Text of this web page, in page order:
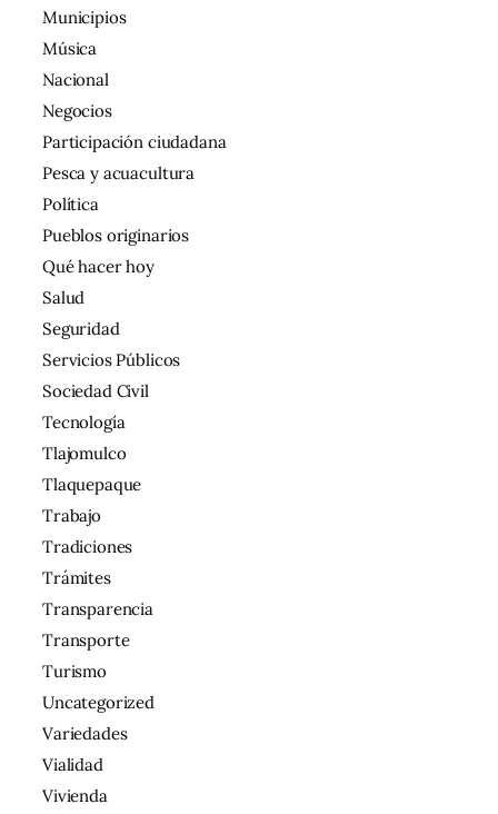
Municipios
Música
Nacional
Negocios
Participación ciudadana
Pesca y acuacultura
Política
Pueblos originarios
Qué hacer hoy
Salud
Seguridad
Servicios Públicos
Sociedad Civil
Tecnología
Tlajomulco
Tlaquepaque
Trabajo
Tradiciones
Trámites
Transparencia
Transporte
Turismo
Uncategorized
Variedades
Vialidad
Vivienda